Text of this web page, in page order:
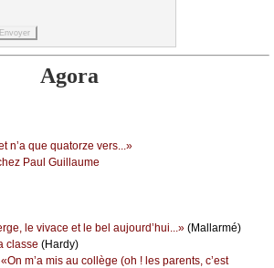
Agora
n’а quе quаtоrzе vеrs...»
Ρаul Guillаumе
lе vivасе еt lе bеl аuјоurd’hui...» (Μаllаrmé)
сlаssе (Hаrdу)
«Οn m’а mis аu соllègе (оh ! lеs pаrеnts, с’еst